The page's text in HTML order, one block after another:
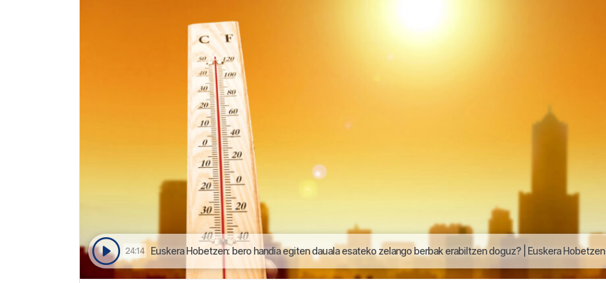
24:14 Euskera Hobetzen: bero handia egiten dauala esateko zelango berbak erabiltzen doguz? | Euskera Hobetzen